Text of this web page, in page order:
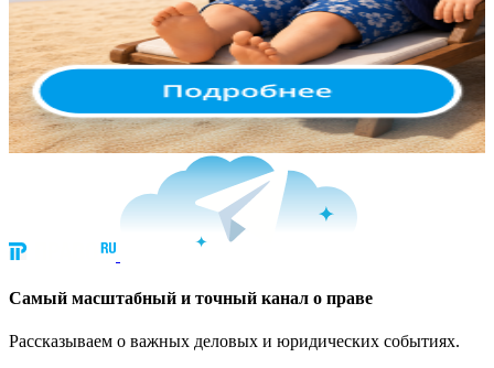
Cамый масштабный и точный канал о праве
Рассказываем о важных деловых и юридических событиях.